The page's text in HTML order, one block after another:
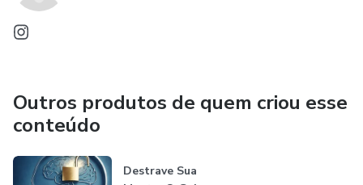
E é exatamente isso que você vai encontrar aqui.
✔ Plano de 7 dias fácil de seguir
Outros produtos de quem criou esse
conteúdo
Destrave Sua